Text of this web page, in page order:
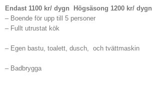
Endast 1100 kr/ dygn Högsäsong 1200 kr/ dygn
– Boende för upp till 5 personer
– Fullt utrustat kök
– Egen bastu, toalett, dusch, och tvättmaskin
– Badbrygga